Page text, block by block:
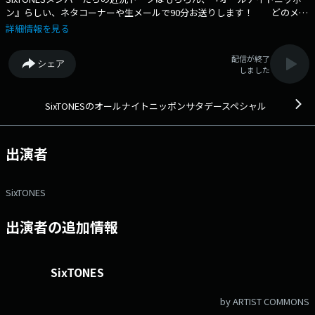
ン』らしい、ネタコーナーや生メールで90分お送りします！ どのメン
バーが登場するかは放送までのお楽しみです！ ★☆★☆★ 生放送
@SixTONESANNSat ハッシュタグ #SixTONESANN ★☆★☆★メー
ルアドレス： st@allnightnippon.com 番組ホームページはこち
ら twitterハッシュタグは「#SixTONESANN」twitterアカウントは
詳細情報を見る
シェア
配信が終了
しました
SixTONESのオールナイトニッポンサタデースペシャル
出演者
SixTONES
出演者の追加情報
SixTONES
by ARTIST COMMONS